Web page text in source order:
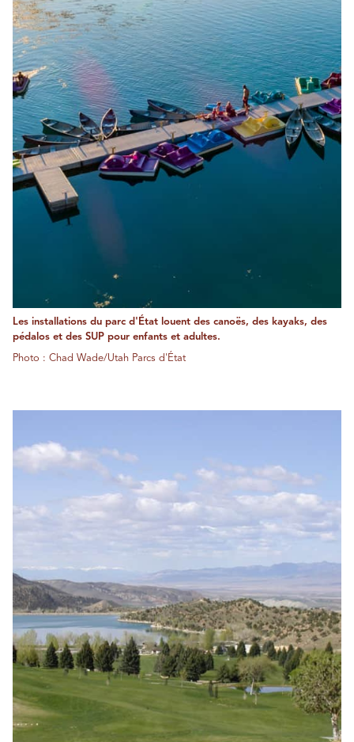
Les installations du parc d'État louent des canoës, des kayaks, des
pédalos et des SUP pour enfants et adultes.
Photo : Chad Wade/Utah Parcs d'État